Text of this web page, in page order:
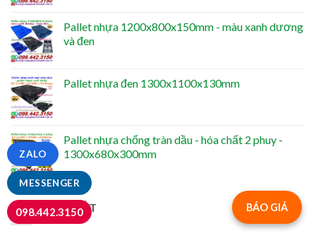
Pallet nhựa 1200x800x150mm - màu xanh dương
và đen
Pallet nhựa đen 1300x1100x130mm
Pallet nhựa chống tràn dầu - hóa chất 2 phuy -
1300x680x300mm
TIN MỚI NHẤT BÁO GIÁ
MESSENGER
ZALO
098.442.3150